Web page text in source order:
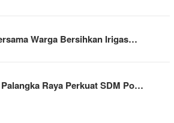
Warga Bersihkan Irigas…
Raya Perkuat SDM Po…